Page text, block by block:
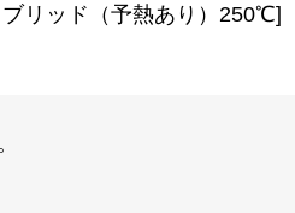
リッド（予熱あり）250℃]